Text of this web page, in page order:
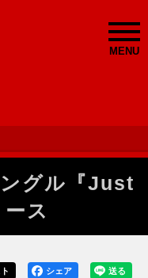
MENU
グル『Just
ス
送る
シェア